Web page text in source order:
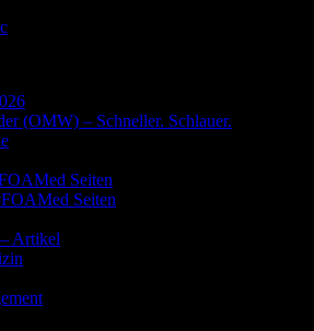
(OMW) – Schneller. Schlauer.
Seiten
Seiten
Artikel